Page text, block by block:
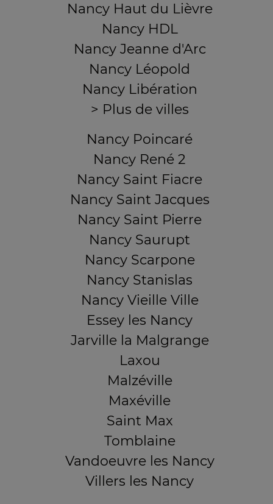
Nancy Haut du Lièvre
Nancy HDL
Nancy Jeanne d'Arc
Nancy Léopold
Nancy Libération
> Plus de villes
Nancy Poincaré
Nancy René 2
Nancy Saint Fiacre
Nancy Saint Jacques
Nancy Saint Pierre
Nancy Saurupt
Nancy Scarpone
Nancy Stanislas
Nancy Vieille Ville
Essey les Nancy
Jarville la Malgrange
Laxou
Malzéville
Maxéville
Saint Max
Tomblaine
Vandoeuvre les Nancy
Villers les Nancy